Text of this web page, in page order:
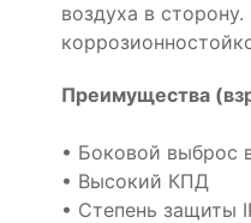
воздуха в
Преимущества
• Боковой выброс
• Высокий КПД
• Степень защиты